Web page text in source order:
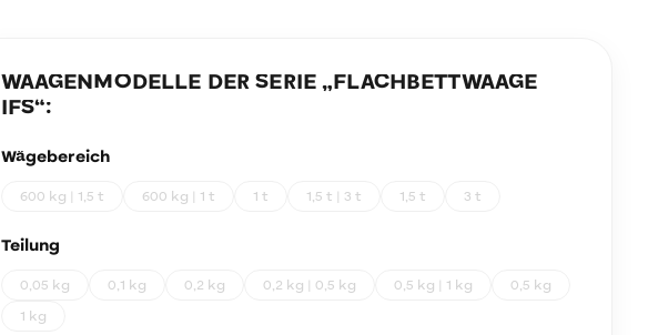
WAAGENMODELLE DER SERIE „FLACHBETTWAAGE
IFS“:
Wägebereich
600 kg | 1,5 t 600 kg | 1 t 1 t 1,5 t | 3 t 1,5 t 3 t
Teilung
0,05 kg 0,1 kg 0,2 kg 0,2 kg | 0,5 kg 0,5 kg | 1 kg
0,5 kg
1 kg